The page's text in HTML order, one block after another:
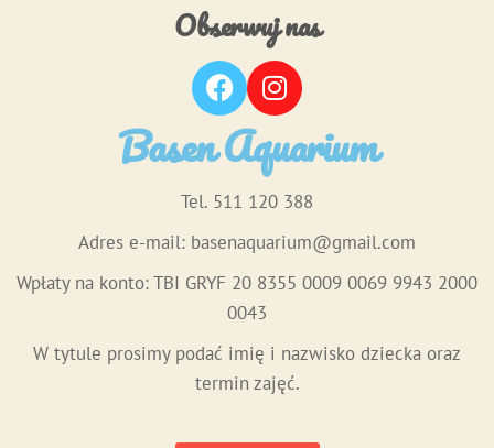
Obserwuj nas
Basen Aquarium
Tel. 511 120 388
Adres e-mail: basenaquarium@gmail.com
Wpłaty na konto: TBI GRYF 20 8355 0009 0069 9943 2000
0043
W tytule prosimy podać imię i nazwisko dziecka oraz
termin zajęć.